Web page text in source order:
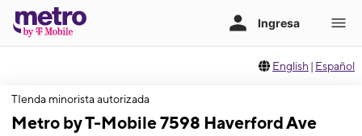
English | Español
TIenda minorista autorizada
Metro by T-Mobile 7598 Haverford Ave